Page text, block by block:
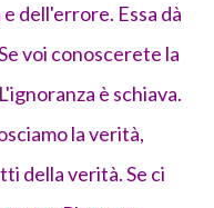
dell'errore. Essa dà
voi conoscerete la
è schiava.
la verità,
della verità. Se ci